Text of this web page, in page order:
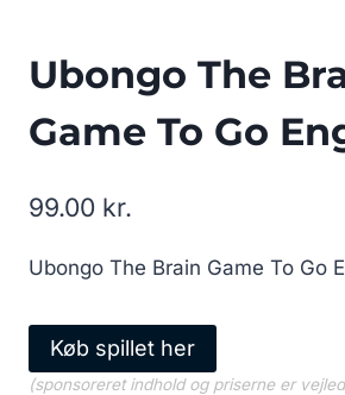
Ubongo The
Game To Go
99.00 kr.
Ubongo The Brain Game To Go
Køb spillet her
(sponsoreret indhold og priserne er